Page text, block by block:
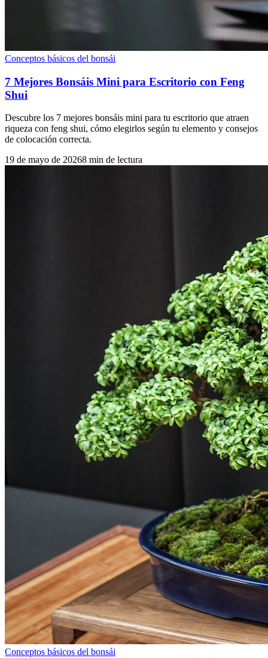
Conceptos básicos del bonsái
7 Mejores Bonsáis Mini para Escritorio con Feng
Shui
Descubre los 7 mejores bonsáis mini para tu escritorio que atraen
riqueza con feng shui, cómo elegirlos según tu elemento y consejos
de colocación correcta.
19 de mayo de 20268 min de lectura
Conceptos básicos del bonsái